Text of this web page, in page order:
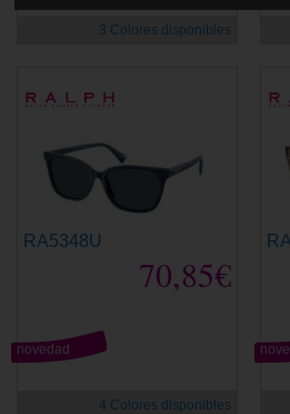
3 Colores disponibles
RA5348U
70,85€
novedad
4 Colores disponibles